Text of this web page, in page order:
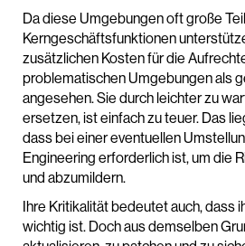
Da diese Umgebungen oft große
Kerngeschäftsfunktionen
zusätzlichen Kosten für die
problematischen Umgebungen als
angesehen. Sie durch leichter zu
ersetzen, ist einfach zu teuer. Das
dass bei einer eventuellen
Engineering erforderlich ist, um die
und abzumildern.
Ihre Kritikalität bedeutet auch, dass
wichtig ist. Doch aus demselben